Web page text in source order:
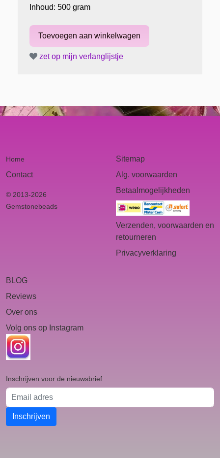
Inhoud: 500 gram
zet op mijn verlanglijstje
Home
Contact
© 2013-2026
Gemstonebeads
Sitemap
Alg. voorwaarden
Betaalmogelijkheden
Verzenden, voorwaarden en
retourneren
Privacyverklaring
BLOG
Reviews
Over ons
Volg ons op Instagram
Inschrijven voor de nieuwsbrief
Email adres
Inschrijven